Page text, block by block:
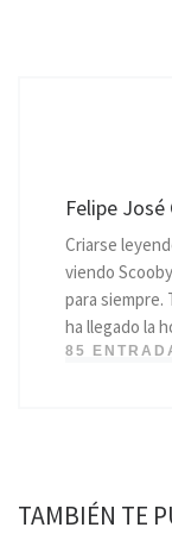
Felipe José
Criarse
viendo
para siempre.
ha llegado la
85
TAMBIÉN TE